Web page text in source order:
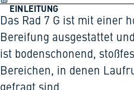
EINLEITUNG
Das Rad 7 G ist mit einer
Bereifung ausgestattet
ist bodenschonend,
Bereichen, in denen